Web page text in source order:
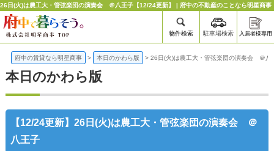
26日(火)は農工大・管弦楽団の演奏会 ＠八王子【12/24更新】 | 府中の不動産のことなら明星商事
物件検索 駐車場検索 入居者様専用
府中の賃貸なら明星商事 > 本日のかわら版 > 26日(火)は農工大・管弦楽団の演奏会 ＠八
本日のかわら版
【12/24更新】26日(火)は農工大・管弦楽団の演奏会 ＠
八王子